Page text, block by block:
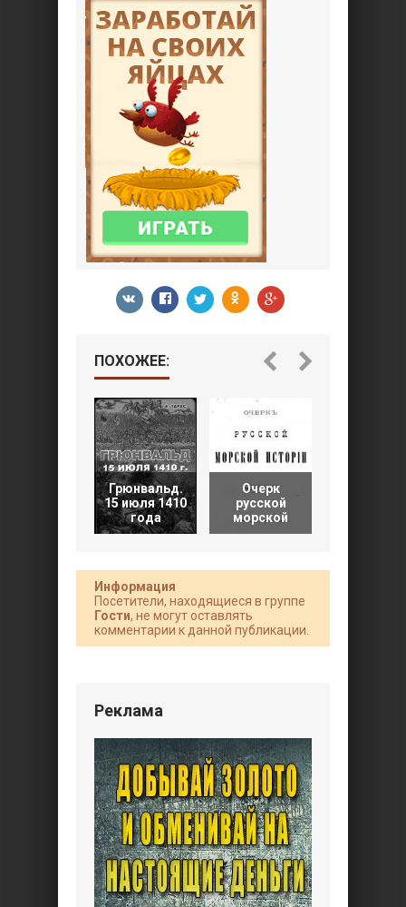
ПОХОЖЕЕ:
Грюнвальд.
15 июля 1410
года
Очерк
русской
морской
Информация
Посетители, находящиеся в группе
Гости, не могут оставлять
комментарии к данной публикации.
Реклама